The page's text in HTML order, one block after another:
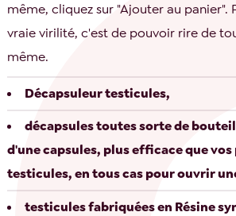
même, cliquez sur "Ajouter au panier".
vraie virilité, c'est de pouvoir rire de
même.
Décapsuleur testicules,
décapsules toutes sorte de
d'une capsules, plus efficace que
testicules, en tous cas pour ouvrir
testicules fabriquées en Résine